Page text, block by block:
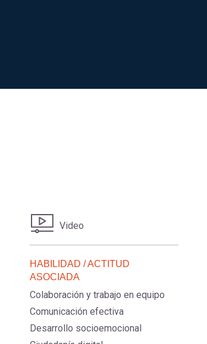
Video
HABILIDAD / ACTITUD
ASOCIADA
Colaboración y trabajo en equipo
Comunicación efectiva
Desarrollo socioemocional